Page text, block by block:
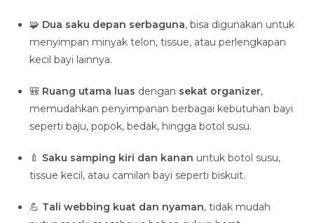
🧩 Dua saku depan serbaguna, bisa digunakan untuk
menyimpan minyak telon, tissue, atau perlengkapan
kecil bayi lainnya.
🎒 Ruang utama luas dengan sekat organizer,
memudahkan penyimpanan berbagai kebutuhan bayi
seperti baju, popok, bedak, hingga botol susu.
🍼 Saku samping kiri dan kanan untuk botol susu,
tissue kecil, atau camilan bayi seperti biskuit.
💪 Tali webbing kuat dan nyaman, tidak mudah